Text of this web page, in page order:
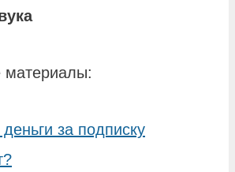
материалы:
за подписку